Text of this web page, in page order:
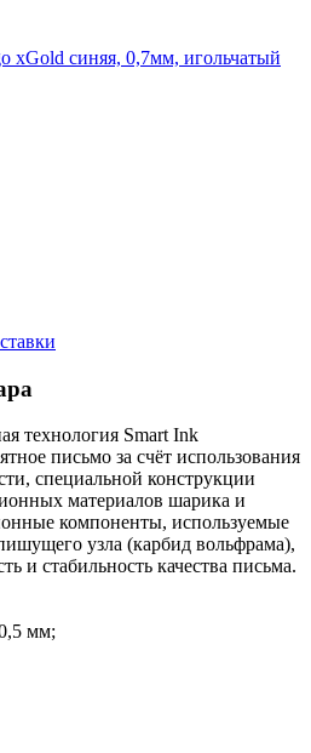
технология Smart Ink
письмо за счёт использования
специальной конструкции
материалов шарика и
компоненты, используемые
узла (карбид вольфрама),
и стабильность качества письма.
мм;